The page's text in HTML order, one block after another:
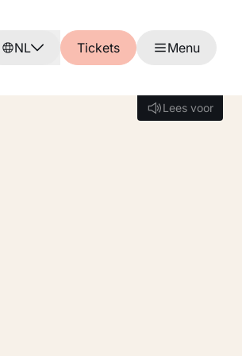
NL Tickets Menu
Lees voor
Lees voor